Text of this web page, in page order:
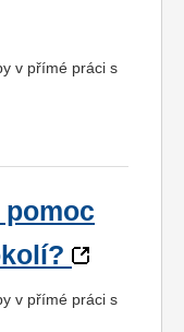
v přímé práci s
v přímé práci s